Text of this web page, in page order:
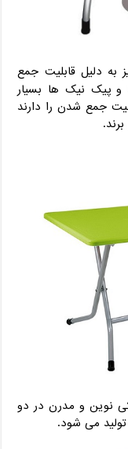
به دلیل قابلیت جمع
پیک نیک ها بسیار
جمع شدن را دارند
نوین و مدرن در دو
تولید می شود.